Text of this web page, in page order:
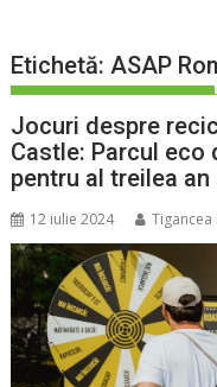
Etichetă:ASAP
Jocuri despre
Castle: Parcul
pentru al treilea
12 iulie 2024